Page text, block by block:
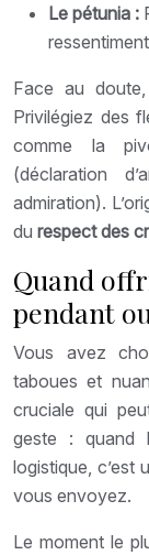
Le pétunia :
Face au
Privilégiez des
comme la
(déclaration
admiration).
du respect des
Quand
pendant
Vous avez
taboues et
cruciale qui
geste : quand
logistique, c’est
vous envoyez.
Le moment le